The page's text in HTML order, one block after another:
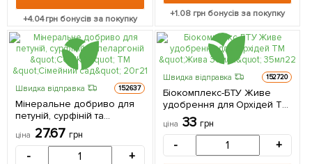
+4.04грн бонусів за покупку
+1.08 грн бонусів за покупку
Швидка відправка 152637
Мінеральне добриво для
петуній, сурфіній та
пеларгоній "СОТКА" ТМ
"Сімейний сад" 20г
ціна 27.67 грн
- +
Швидка відправка 152720
Біокомплекс-БТУ Живе
удобрення для Орхідей ТМ
"Жива Земля" 35мл
ціна 33 грн
- +